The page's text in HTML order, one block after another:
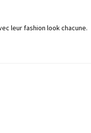
leur fashion look chacune.